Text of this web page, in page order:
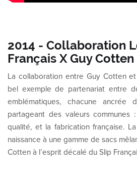
2014 - Collaboration
Français X Guy Cotten
La collaboration entre Guy Cotten
bel exemple de partenariat entre
emblématiques, chacune ancrée
partageant des valeurs communes
qualité, et la fabrication française.
naissance à une gamme de sacs
Cotten à l’esprit décalé du Slip